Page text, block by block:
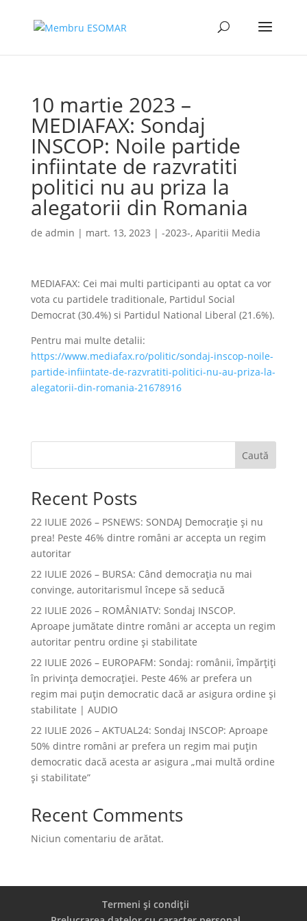
10 martie 2023 –
MEDIAFAX: Sondaj
INSCOP: Noile partide
infiintate de razvratiti
politici nu au priza la
alegatorii din Romania
de admin | mart. 13, 2023 | -2023-, Aparitii Media
MEDIAFAX: Cei mai multi participanti au optat ca vor
vota cu partidele traditionale, Partidul Social
Democrat (30.4%) si Partidul National Liberal (21.6%).
Pentru mai multe detalii:
https://www.mediafax.ro/politic/sondaj-inscop-noile-
partide-infiintate-de-razvratiti-politici-nu-au-priza-la-
alegatorii-din-romania-21678916
Caută
Recent Posts
22 IULIE 2026 – PSNEWS: SONDAJ Democrație și nu
prea! Peste 46% dintre români ar accepta un regim
autoritar
22 IULIE 2026 – BURSA: Când democraţia nu mai
convinge, autoritarismul începe să seducă
22 IULIE 2026 – ROMÂNIATV: Sondaj INSCOP.
Aproape jumătate dintre români ar accepta un regim
autoritar pentru ordine și stabilitate
22 IULIE 2026 – EUROPAFM: Sondaj: românii, împărțiți
în privința democrației. Peste 46% ar prefera un
regim mai puțin democratic dacă ar asigura ordine și
stabilitate | AUDIO
22 IULIE 2026 – AKTUAL24: Sondaj INSCOP: Aproape
50% dintre români ar prefera un regim mai puțin
democratic dacă acesta ar asigura „mai multă ordine
și stabilitate”
Recent Comments
Niciun comentariu de arătat.
Termeni și condiții